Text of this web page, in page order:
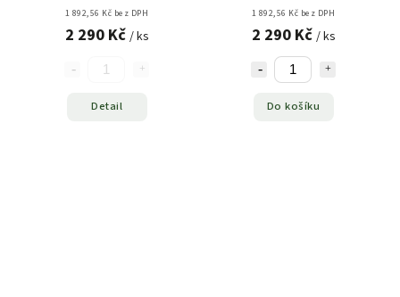
1 892,56 Kč bez DPH
2 290 Kč / ks
Detail
1 892,56 Kč bez DPH
2 290 Kč / ks
Do košíku